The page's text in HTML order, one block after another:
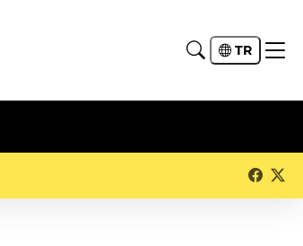
TR